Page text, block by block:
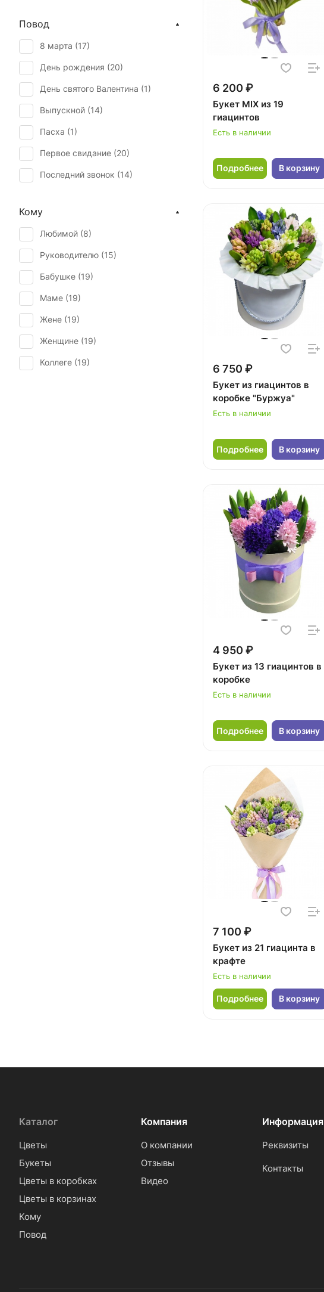
6 200 ₽
Букет MIX из 19
гиацинтов
Есть в наличии
Подробнее В корзину
6 750 ₽
Букет из гиацинтов в
коробке "Буржуа"
Есть в наличии
Подробнее В корзину
4 950 ₽
Букет из 13 гиацинтов в
коробке
Есть в наличии
Подробнее В корзину
7 100 ₽
Букет из 21 гиацинта в
крафте
Есть в наличии
Подробнее В корзину
Тюльпан (
Эустома (1
Повод
8 марта (17)
День рождения (20)
День святого Валентина (1)
Выпускной (14)
Пасха (1)
Первое свидание (20)
Последний звонок (14)
Юбилей (
Кому
Любимой (8)
Руководителю (15)
Бабушке (19)
Маме (19)
Жене (19)
Женщине (19)
Коллеге (19)
Каталог
Цветы
Букеты
Цветы в коробках
Цветы в корзинах
Кому
Повод
Компания
О компании
Отзывы
Видео
Информация
Реквизиты
Контакты